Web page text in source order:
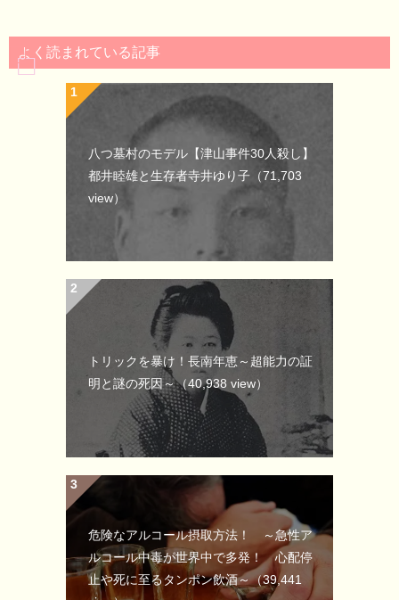
よく読まれている記事
八つ墓村のモデル【津山事件30人殺し】
都井睦雄と生存者寺井ゆり子 （71,703
view）
トリックを暴け！長南年恵～超能力の証
明と謎の死因～（40,938 view）
危険なアルコール摂取方法！ ～急性ア
ルコール中毒が世界中で多発！ 心配停
止や死に至るタンポン飲酒～（39,441